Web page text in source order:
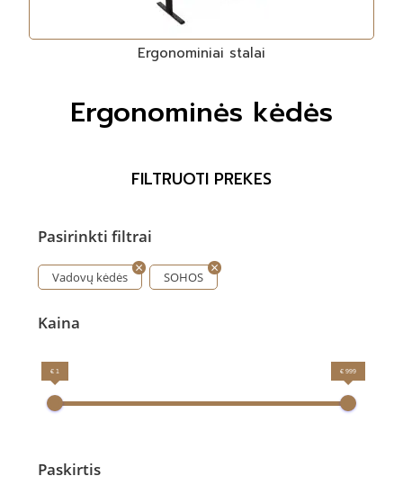
Ergonominiai stalai
Ergonominės kėdės
FILTRUOTI PREKES
Pasirinkti filtrai
Vadovų kėdės SOHOS
Kaina
€ 1 € 999
Paskirtis